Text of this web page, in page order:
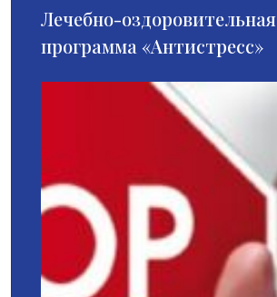
Лечебно-оздоровительная
программа «Антистресс»